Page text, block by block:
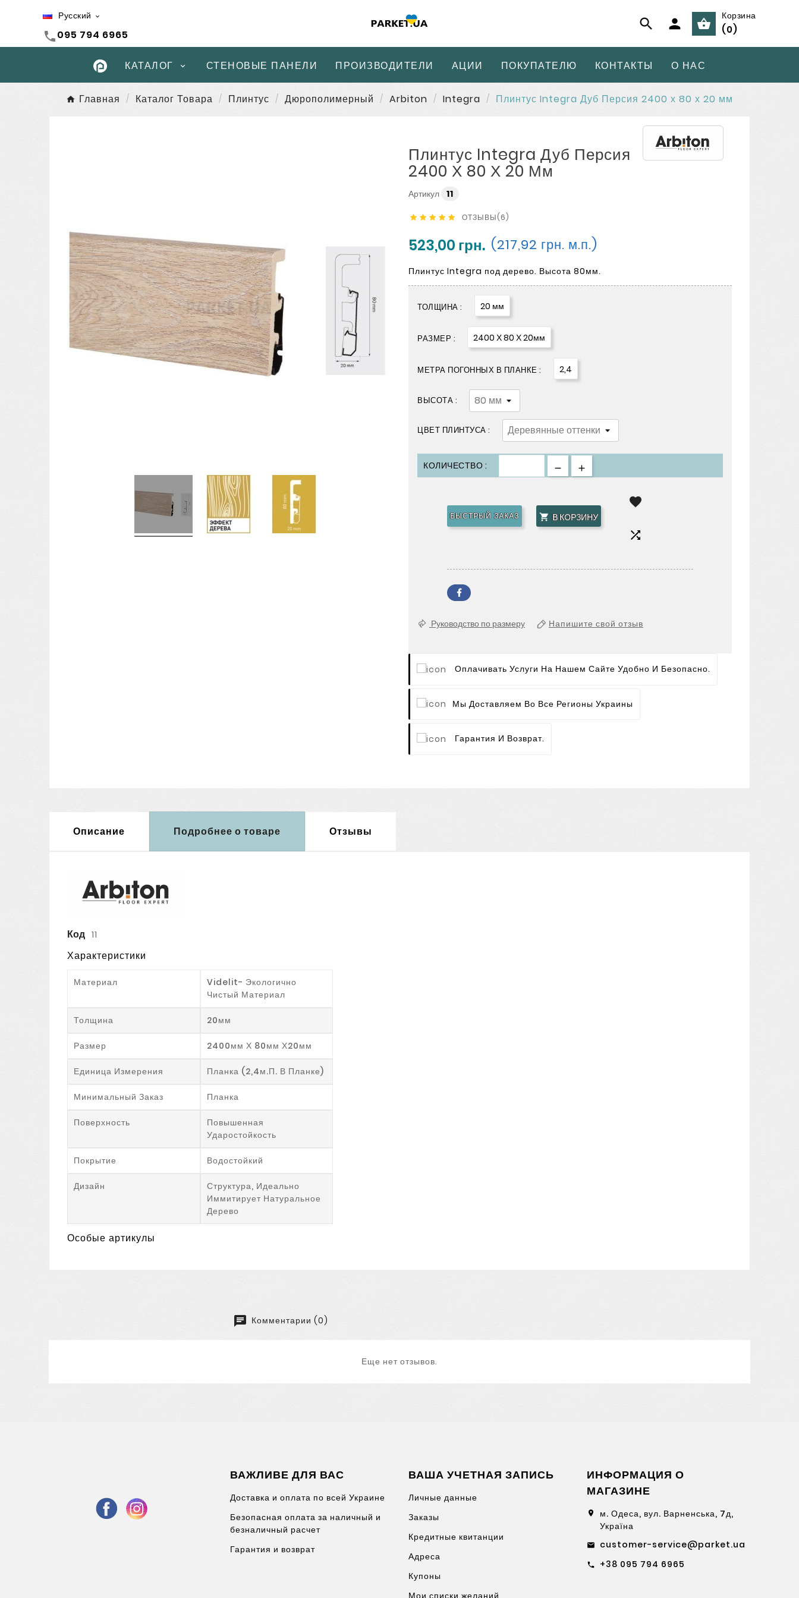
Русский 
call095 794 6965
  
Корзина
(0)
КАТАЛОГ СТЕНОВЫЕ ПАНЕЛИ ПРОИЗВОДИТЕЛИ АЦИИ ПОКУПАТЕЛЮ КОНТАКТЫ О НАС
Главная Каталог Товара Плинтус Дюрополимерный Arbiton Integra Плинтус Integra Дуб Персия 2400 х 80 х 20 мм
Плинтус Integra Дуб Персия
2400 Х 80 Х 20 Мм
Артикул 11
     ОТЗЫВЫ(6)
523,00 грн. (217,92 грн. м.п.)
Плинтус Integra под дерево. Высота 80мм.
ТОЛЩИНА : 20 мм
РАЗМЕР : 2400 Х 80 Х 20мм
МЕТРА ПОГОННЫХ В ПЛАНКЕ : 2,4
ВЫСОТА :
ЦВЕТ ПЛИНТУСА :
КОЛИЧЕСТВО :
 В КОРЗИНУ
БЫСТРЫЙ ЗАКАЗ


Руководство по размеру Напишите свой отзыв
Оплачивать Услуги На Нашем Сайте Удобно И Безопасно.
Мы Доставляем Во Все Регионы Украины
Гарантия И Возврат.
Описание Подробнее о товаре Отзывы
Код 11
Характеристики
Материал
Videlit- Экологично
Чистый Материал
Толщина 20мм
Размер 2400мм Х 80мм Х20мм
Единица Измерения Планка (2,4м.п. В Планке)
Минимальный Заказ Планка
Поверхность
Повышенная
Ударостойкость
Покрытие Водостойкий
Дизайн
Структура, Идеально
Иммитирует Натуральное
Дерево
Особые артикулы
Комментарии (0)
Еще нет отзывов.
ВАЖЛИВЕ ДЛЯ ВАС
Доставка и оплата по всей Украине
Безопасная оплата за наличный и
безналичный расчет
Гарантия и возврат
ВАША УЧЕТНАЯ ЗАПИСЬ
Личные данные
Заказы
Кредитные квитанции
Адреса
Купоны
ИНФОРМАЦИЯ О
МАГАЗИНЕ
location_on
м. Одеса, вул. Варненська, 7д,
Україна
email customer-service@parket.ua
call +38 095 794 6965